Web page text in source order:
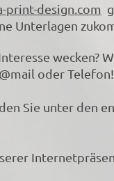
print-design.com
Unterlagen
wecken?
oder Telefon!
Sie unter den